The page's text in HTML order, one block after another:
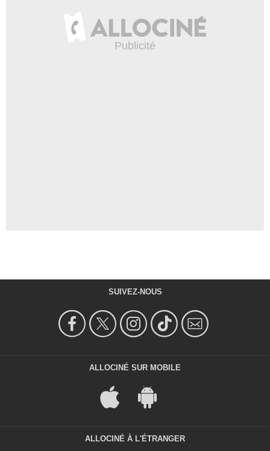
SUIVEZ-NOUS
ALLOCINÉ SUR MOBILE
ALLOCINÉ À L'ÉTRANGER